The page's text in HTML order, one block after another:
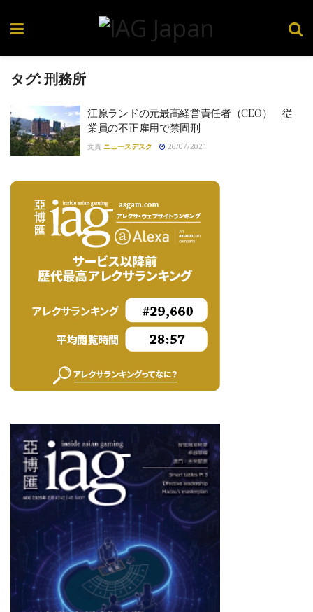
タグ:刑務所
江原ランドの元最高経営責任者（CEO） 従
業員の不正雇用で禁固刑
文責 ニュースデスク 26/07/2021